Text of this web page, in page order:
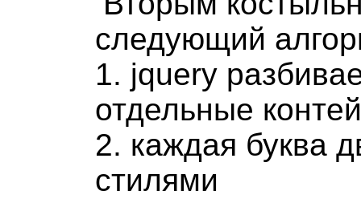
следующий
1. jquery
отдельные
2. каждая буква
стилями